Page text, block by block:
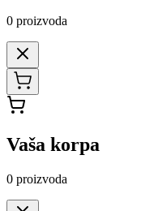
0 proizvoda
Vaša korpa
0 proizvoda